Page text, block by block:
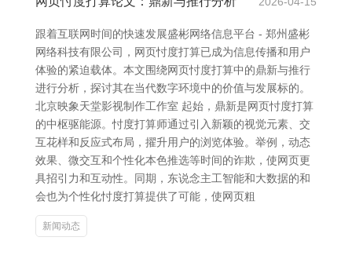
跟着互联网时间的快速发展盛彬网络信息平台 - 郑州盛彬
网络科技有限公司，网页忖度打算已成为信息传播和用户
体验的紧迫载体。本文围绕网页忖度打算中的鼎新与推行
进行分析，探讨其在当代数字环境中的价值与发展标的。
北京映象天堂影视制作工作室 起始，鼎新是网页忖度打算
的中枢驱能源。忖度打算师通过引入新颖的视觉元素、交
互花样和反应式布局，擢升用户的浏览体验。举例，动态
效果、微交互和个性化本色推选等时间的诈欺，使网页更
具招引力和互动性。同期，东说念主工智能和大数据的和
会也为个性化忖度打算提供了可能，使网页粗
新闻动态